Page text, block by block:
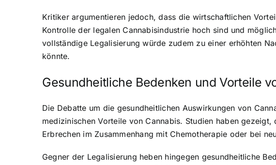
Kritiker argumentieren jedoch, dass die wirtschaftlichen
Kontrolle der legalen Cannabisindustrie hoch sind und
vollständige Legalisierung würde zudem zu einer erhöhten
könnte.
Gesundheitliche Bedenken und Vorteile
Die Debatte um die gesundheitlichen Auswirkungen von
medizinischen Vorteile von Cannabis. Studien haben
Erbrechen im Zusammenhang mit Chemotherapie oder bei
Gegner der Legalisierung heben hingegen gesundheitliche